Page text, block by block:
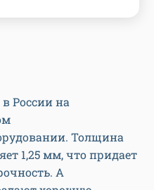
России на
Толщина
1,25 мм, что придает
А